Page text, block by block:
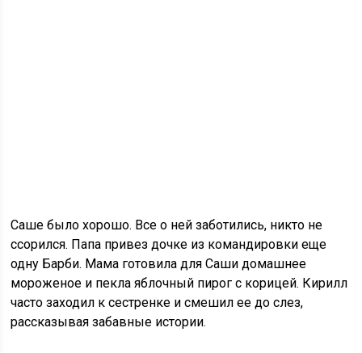
Саше было хорошо. Все о ней заботились, никто не
ссорился. Папа привез дочке из командировки еще
одну Барби. Мама готовила для Саши домашнее
мороженое и пекла яблочный пирог с корицей. Кирилл
часто заходил к сестренке и смешил ее до слез,
рассказывая забавные истории.